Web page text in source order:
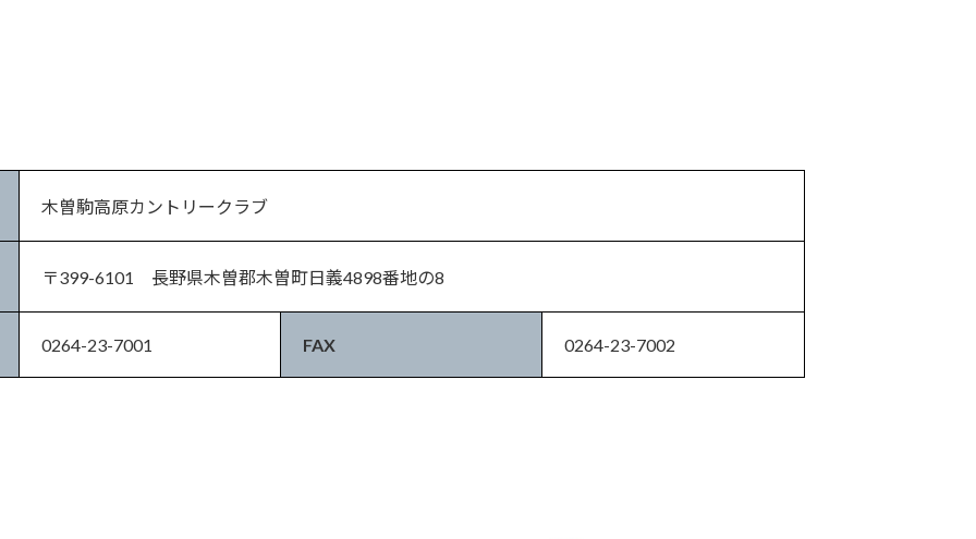
木曽駒高原カントリークラブ
〒399-6101 長野県木曽郡木曽町日義4898番地の8
0264-23-7001 FAX 0264-23-7002